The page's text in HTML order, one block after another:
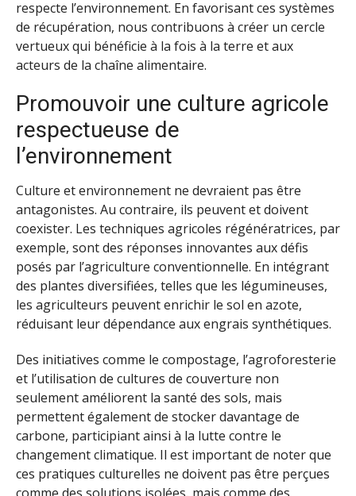
respecte l’environnement. En favorisant ces systèmes
de récupération, nous contribuons à créer un cercle
vertueux qui bénéficie à la fois à la terre et aux
acteurs de la chaîne alimentaire.
Promouvoir une culture agricole
respectueuse de
l’environnement
Culture et environnement ne devraient pas être
antagonistes. Au contraire, ils peuvent et doivent
coexister. Les techniques agricoles régénératrices, par
exemple, sont des réponses innovantes aux défis
posés par l’agriculture conventionnelle. En intégrant
des plantes diversifiées, telles que les légumineuses,
les agriculteurs peuvent enrichir le sol en azote,
réduisant leur dépendance aux engrais synthétiques.
Des initiatives comme le compostage, l’agroforesterie
et l’utilisation de cultures de couverture non
seulement améliorent la santé des sols, mais
permettent également de stocker davantage de
carbone, participiant ainsi à la lutte contre le
changement climatique. Il est important de noter que
ces pratiques culturelles ne doivent pas être perçues